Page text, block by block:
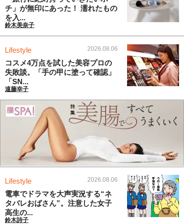
チ」が無印にあった！ 濡れたもの
を入...
鈴木美奈子
Lifestyle 2026.08.06
コスメ4万点を試した美容プロの
失敗談。「手の甲に塗って確認」
「SN...
遠藤幸子
Lifestyle 2026.08.06
電車でドラマを大声実況する“ネ
タバレおばさん”。注意した女子
高生の...
鈴木詩子